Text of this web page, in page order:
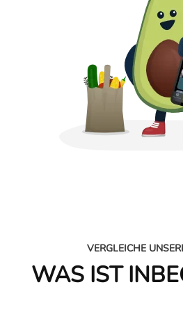
VERGLEICHE
WAS IST